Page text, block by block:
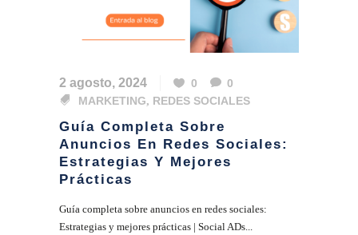
2 agosto, 2024 0
0
MARKETING, REDES SOCIALES
Guía Completa Sobre
Anuncios En Redes Sociales:
Estrategias Y Mejores
Prácticas
Guía completa sobre anuncios en redes sociales:
Estrategias y mejores prácticas | Social ADs...